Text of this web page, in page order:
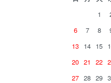
1
6
7 8
13 14 15
20 21 22
27 28 29